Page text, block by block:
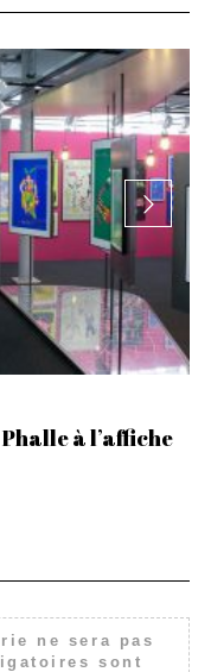
à l’affiche
ne sera pas
sont